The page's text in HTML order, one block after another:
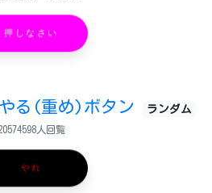
押しなさい
る(重め)ボタン ランダム
人回覧
やれ